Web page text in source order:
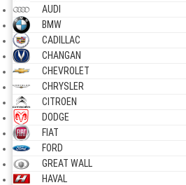
AUDI
BMW
CADILLAC
CHANGAN
CHEVROLET
CHRYSLER
CITROEN
DODGE
FIAT
FORD
GREAT WALL
HAVAL